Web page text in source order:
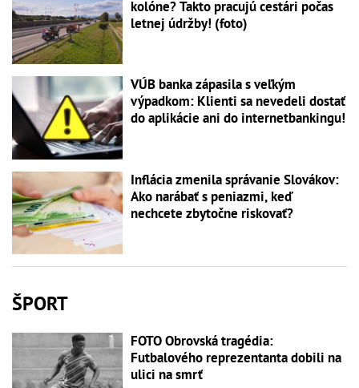
kolóne? Takto pracujú cestári počas
letnej údržby! (foto)
VÚB banka zápasila s veľkým
výpadkom: Klienti sa nevedeli dostať
do aplikácie ani do internetbankingu!
Inflácia zmenila správanie Slovákov:
Ako narábať s peniazmi, keď
nechcete zbytočne riskovať?
ŠPORT
FOTO Obrovská tragédia:
Futbalového reprezentanta dobili na
ulici na smrť